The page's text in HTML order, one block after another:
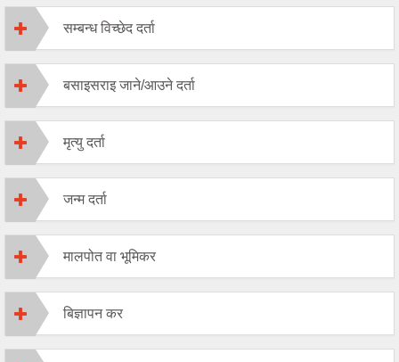
सम्बन्ध विच्छेद दर्ता
बसाइसराइ जाने/आउने दर्ता
मृत्यु दर्ता
जन्म दर्ता
मालपोत वा भूमिकर
बिज्ञापन कर